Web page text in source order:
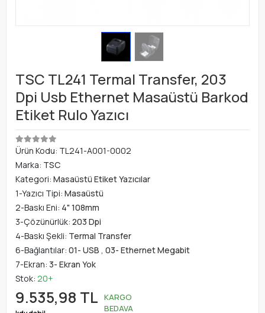
TSC TL241 Termal Transfer, 203
Dpi Usb Ethernet Masaüstü Barkod
Etiket Rulo Yazıcı
Ürün Kodu: TL241-A001-0002
Marka: TSC
Kategori: Masaüstü Etiket Yazıcılar
1-Yazıcı Tipi: Masaüstü
2-Baskı Eni: 4" 108mm
3-Çözünürlük: 203 Dpi
4-Baskı Şekli: Termal Transfer
6-Bağlantılar: 01- USB , 03- Ethernet Megabit
7-Ekran: 3- Ekran Yok
Stok: 20+
9.535,98 TL
KARGO
BEDAVA